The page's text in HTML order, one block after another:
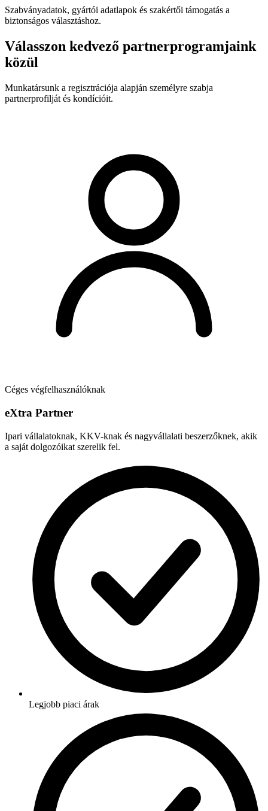
Szabványadatok, gyártói adatlapok és szakértői támogatás a
biztonságos választáshoz.
Válasszon kedvező partnerprogramjaink
közül
Munkatársunk a regisztrációja alapján személyre szabja
partnerprofilját és kondícióit.
Céges végfelhasználóknak
eXtra Partner
Ipari vállalatoknak, KKV-knak és nagyvállalati beszerzőknek, akik
a saját dolgozóikat szerelik fel.
Legjobb piaci árak